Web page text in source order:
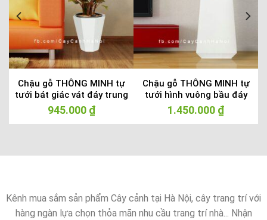
Chậu gỗ THÔNG MINH tự
tưới bát giác vát đáy trung
| GWL – 423B
945.000 ₫
Chậu gỗ THÔNG MINH tự
tưới hình vuông bầu đáy
lớn | GWL – 133C
1.450.000 ₫
Kênh mua sắm sản phẩm Cây cảnh tại Hà Nội, cây trang trí với
hàng ngàn lựa chọn thỏa mãn nhu cầu trang trí nhà... Nhận